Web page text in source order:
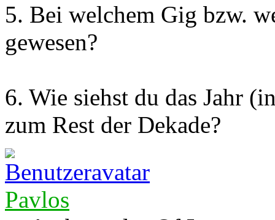
5. Bei welchem Gig bzw.
gewesen?
6. Wie siehst du das Jahr
zum Rest der Dekade?
Pavlos